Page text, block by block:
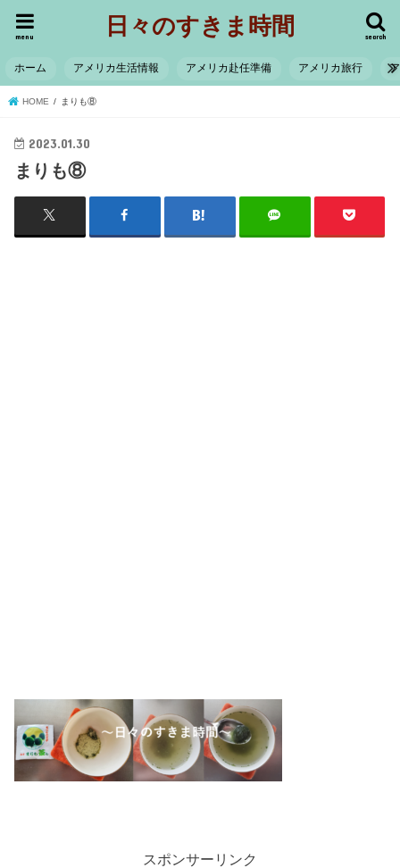
日々のすきま時間 search
menu
ホーム アメリカ生活情報 アメリカ赴任準備 アメリカ旅行
HOME まりも⑧
2023.01.30
まりも⑧
スポンサーリンク